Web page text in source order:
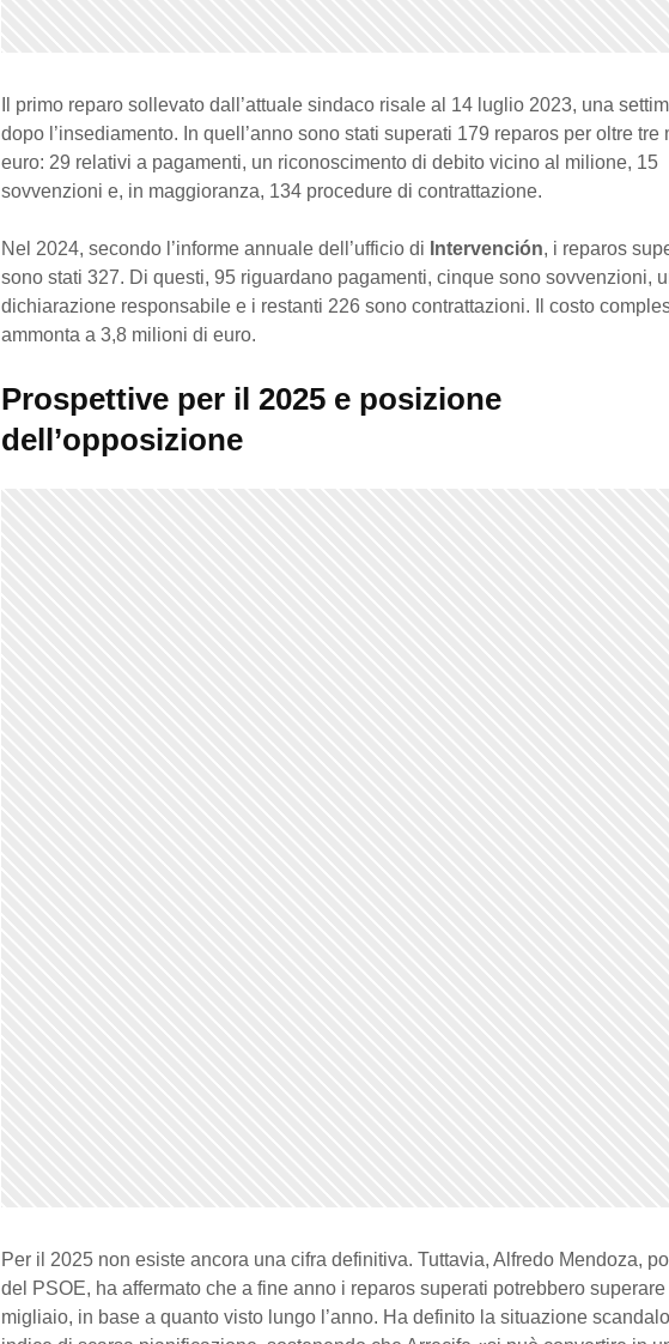
Il primo reparo sollevato dall’attuale sindaco risale al 14 luglio 2023, una
dopo l’insediamento. In quell’anno sono stati superati 179 reparos per oltre tre
euro: 29 relativi a pagamenti, un riconoscimento di debito vicino al milione, 15
sovvenzioni e, in maggioranza, 134 procedure di contrattazione.
Nel 2024, secondo l’informe annuale dell’ufficio di Intervención, i reparos
sono stati 327. Di questi, 95 riguardano pagamenti, cinque sono sovvenzioni,
dichiarazione responsabile e i restanti 226 sono contrattazioni. Il costo
ammonta a 3,8 milioni di euro.
Prospettive per il 2025 e posizione
dell’opposizione
Per il 2025 non esiste ancora una cifra definitiva. Tuttavia, Alfredo Mendoza,
del PSOE, ha affermato che a fine anno i reparos superati potrebbero superare
migliaio, in base a quanto visto lungo l’anno. Ha definito la situazione